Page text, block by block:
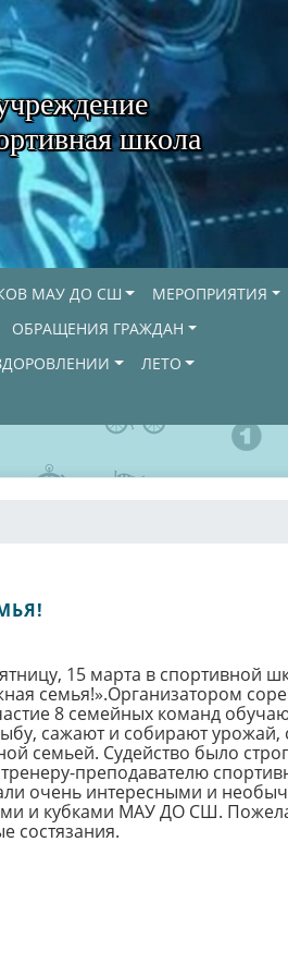
школа
МАУ ДО СШ
МЕРОПРИЯТИЯ
ОБРАЩЕНИЯ ГРАЖДАН
ЛЕТО
15 марта в спортивной
семья!».Организатором
8 семейных команд
сажают и собирают
семьей. Судейство было
преподавателю
очень интересными и
и кубками МАУ ДО СШ.
состязания.